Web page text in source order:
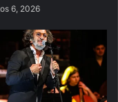
6, 2026